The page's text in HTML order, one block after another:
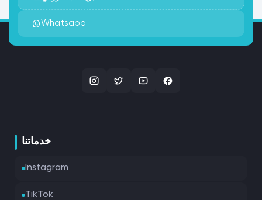
Whatsapp
خدماتنا
Instagram
TikTok